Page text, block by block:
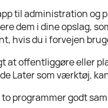
til administration og
dem i dine opslag,
hvis du i forvejen
at offentliggøre eller
Later som værktøj,
programmer godt